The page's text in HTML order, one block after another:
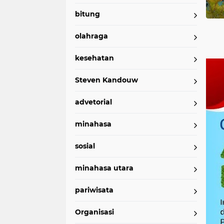
bitung
olahraga
kesehatan
Steven Kandouw
advetorial
minahasa
sosial
minahasa utara
pariwisata
Organisasi